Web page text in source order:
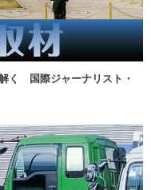
く 国際ジャーナリスト・